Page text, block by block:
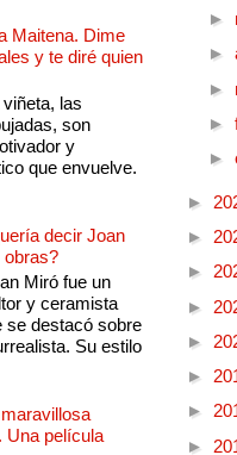
Maitena. Dime
y te diré quien
las
son
y
que envuelve.
decir Joan
obras?
Miró fue un
y ceramista
se destacó sobre
Su estilo
Una película
►
►
►
►
►
►
►
►
►
►
►
►
►